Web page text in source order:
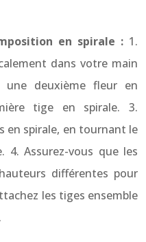
en spirale : 1.
dans votre main
une deuxième fleur en
tige en spirale. 3.
en spirale, en tournant le
Assurez-vous que les
différentes pour
les tiges ensemble